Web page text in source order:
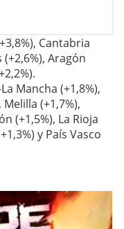
Cantabria
(+2,6%), Aragón
Mancha (+1,8%),
(+1,7%),
(+1,5%), La Rioja
y País Vasco